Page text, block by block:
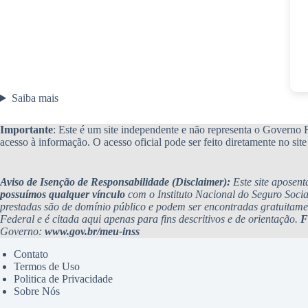
Saiba mais
Importante: Este é um site independente e não representa o
acesso à informação. O acesso oficial pode ser feito diretamente no
Aviso de Isenção de Responsabilidade (Disclaimer): Este site
possuímos qualquer vínculo com o Instituto Nacional do Seguro
prestadas são de domínio público e podem ser encontradas
Federal e é citada aqui apenas para fins descritivos e de orientação.
Governo: www.gov.br/meu-inss
Contato
Termos de Uso
Politica de Privacidade
Sobre Nós